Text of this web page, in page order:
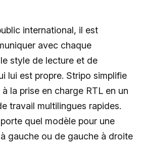
international, il est
avec chaque
style de lecture et de
lui est propre. Stripo simplifie
la prise en charge RTL en un
travail multilingues rapides.
quel modèle pour une
gauche ou de gauche à droite